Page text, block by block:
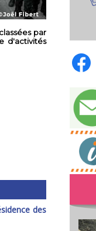
par
d'activités
des